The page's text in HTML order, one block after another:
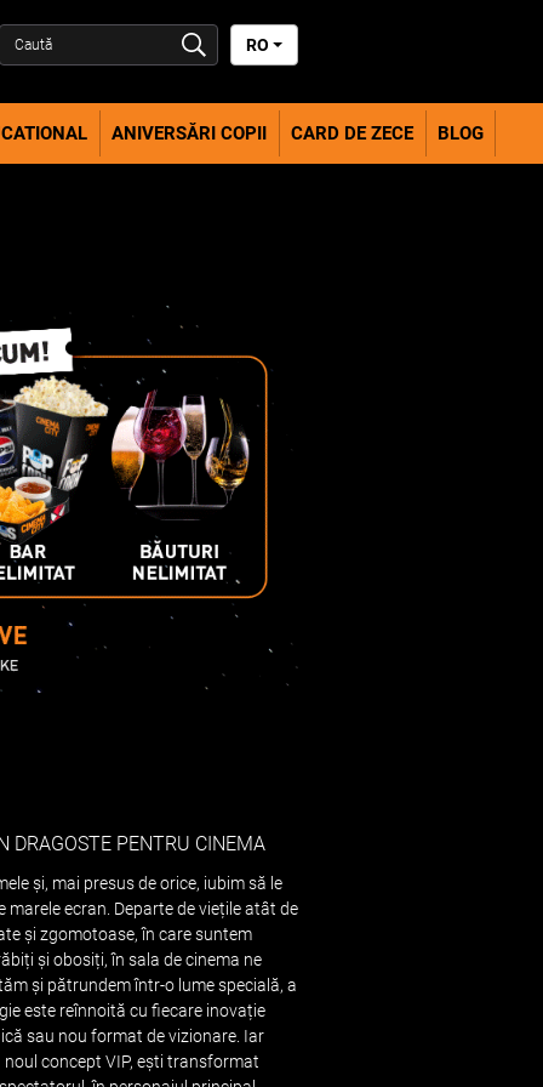
RO
ANIVERSĂRI COPII CARD DE ZECE BLOG
DRAGOSTE PENTRU CINEMA
și, mai presus de orice, iubim să le
marele ecran. Departe de viețile atât de
și zgomotoase, în care suntem
și obosiți, în sala de cinema ne
și pătrundem într-o lume specială, a
este reînnoită cu fiecare inovație
sau nou format de vizionare. Iar
concept VIP, ești transformat